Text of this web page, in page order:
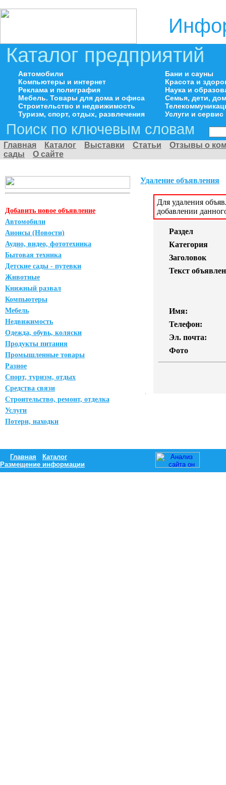
Каталог предприятий
Автомобили
Компьютеры и интернет
Реклама и полиграфия
Мебель. Товары для дома и офиса
Строительство и недвижимость
Туризм, спорт, отдых, развлечения
Бани и сауны
Красота и
Наука и
Семья, дети,
Услуги и сервис
Поиск по ключевым словам
Главная Каталог Выставки Статьи
Отзывы о
сады
О сайте
Добавить новое объявление
Автомобили
Анонсы (Новости)
Аудио, видео, фототехника
Бытовая техника
Детские сады - путевки
Животные
Книжный развал
Компьютеры
Мебель
Недвижимость
Одежда, обувь, коляски
Продукты питания
Промышленные товары
Разное
Спорт, туризм, отдых
Средства связи
Строительство, ремонт, отделка
Услуги
Потери, находки
Удаление объявления
Для удаления
добавлении
Раздел
Категория
Заголовок
Текст
Имя:
Телефон:
Эл. почта:
Фото
Главная
Каталог
Размещение информации